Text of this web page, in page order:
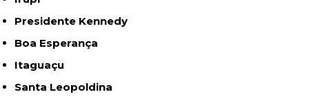
Presidente Kennedy
Boa Esperança
Itaguaçu
Santa Leopoldina